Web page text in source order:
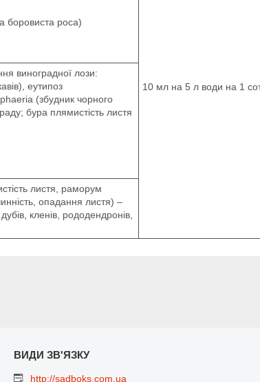
10 мл на 5 л води на 1
боровиста роса)
виноградної лози:
еутипоз
(збудник чорного
бура плямистість листя
листя, раморум
опадання листя) –
кленів, рододендронів,
http://sadboks.com.ua